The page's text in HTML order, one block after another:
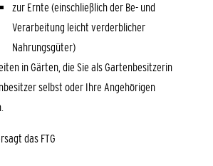
zur Ernte (einschließlich der Be- und
Verarbeitung leicht verderblicher
Nahrungsgüter)
in Gärten, die Sie als Gartenbesitzerin
selbst oder Ihre Angehörigen
das FTG